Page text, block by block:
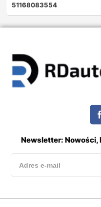
51168083554
Newsletter: Nowości,